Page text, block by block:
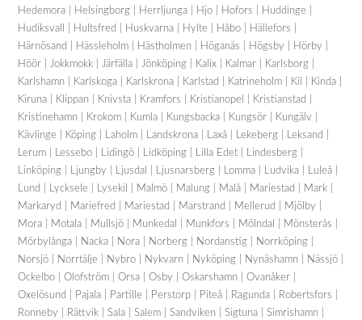
Hedemora | Helsingborg | Herrljunga | Hjo | Hofors | Huddinge |
Hudiksvall | Hultsfred | Huskvarna | Hylte | Håbo | Hällefors |
Härnösand | Hässleholm | Hästholmen | Höganäs | Högsby | Hörby |
Höör | Jokkmokk | Järfälla | Jönköping | Kalix | Kalmar | Karlsborg |
Karlshamn | Karlskoga | Karlskrona | Karlstad | Katrineholm | Kil | Kinda |
Kiruna | Klippan | Knivsta | Kramfors | Kristianopel | Kristianstad |
Kristinehamn | Krokom | Kumla | Kungsbacka | Kungsör | Kungälv |
Kävlinge | Köping | Laholm | Landskrona | Laxå | Lekeberg | Leksand |
Lerum | Lessebo | Lidingö | Lidköping | Lilla Edet | Lindesberg |
Linköping | Ljungby | Ljusdal | Ljusnarsberg | Lomma | Ludvika | Luleå |
Lund | Lycksele | Lysekil | Malmö | Malung | Malå | Mariestad | Mark |
Markaryd | Mariefred | Mariestad | Marstrand | Mellerud | Mjölby |
Mora | Motala | Mullsjö | Munkedal | Munkfors | Mölndal | Mönsterås |
Mörbylånga | Nacka | Nora | Norberg | Nordanstig | Norrköping |
Norsjö | Norrtälje | Nybro | Nykvarn | Nyköping | Nynäshamn | Nässjö |
Ockelbo | Olofström | Orsa | Osby | Oskarshamn | Ovanåker |
Oxelösund | Pajala | Partille | Perstorp | Piteå | Ragunda | Robertsfors |
Ronneby | Rättvik | Sala | Salem | Sandviken | Sigtuna | Simrishamn |